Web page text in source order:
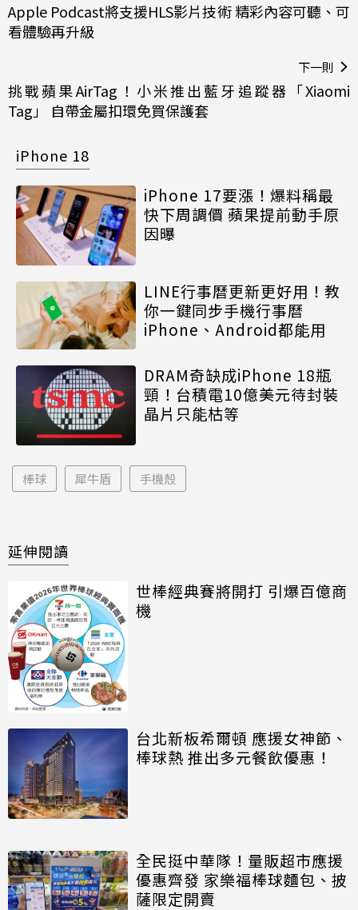
Apple Podcast將支援HLS影片技術 精彩內容可聽、可
看體驗再升級
下一則
挑戰蘋果AirTag！小米推出藍牙追蹤器「Xiaomi
Tag」 自帶金屬扣環免買保護套
iPhone 18
iPhone 17要漲！爆料稱最
快下周調價 蘋果提前動手原
因曝
LINE行事曆更新更好用！教
你一鍵同步手機行事曆
iPhone、Android都能用
DRAM奇缺成iPhone 18瓶
頸！台積電10億美元待封裝
晶片只能枯等
棒球 犀牛盾 手機殼
延伸閱讀
世棒經典賽將開打 引爆百億商
機
台北新板希爾頓 應援女神節、
棒球熱 推出多元餐飲優惠！
全民挺中華隊！量販超市應援
優惠齊發 家樂福棒球麵包、披
薩限定開賣